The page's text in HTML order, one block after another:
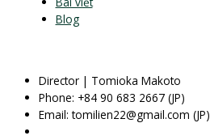
Blog
Director | Tomioka Makoto
Phone: +84 90 683 2667 (JP)
Email: tomilien22@gmail.com (JP)